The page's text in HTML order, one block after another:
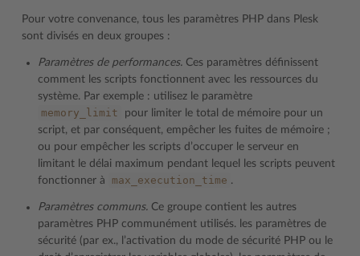
Pour votre convenance, tous les paramètres PHP dans Plesk
sont divisés en deux groupes :
Paramètres de performances. Ces paramètres définissent
comment les scripts fonctionnent avec les ressources du
système. Par exemple : utilisez le paramètre
memory_limit
pour limiter le total de mémoire pour un
script, et par conséquent, empêcher les fuites de mémoire ;
ou pour empêcher les scripts d’occuper le serveur en
limitant le délai maximum pendant lequel les scripts peuvent
fonctionner à
max_execution_time .
Paramètres communs. Ce groupe contient les autres
paramètres PHP communément utilisés. les paramètres de
sécurité (par ex., l’activation du mode de sécurité PHP ou le